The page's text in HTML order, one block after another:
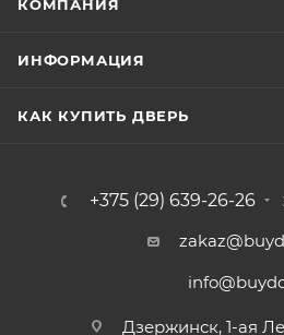
КОМПАНИЯ
ИНФОРМАЦИЯ
КАК КУПИТЬ ДВЕРЬ
+375 (29) 639-26-26
Дзержинск, 1-ая